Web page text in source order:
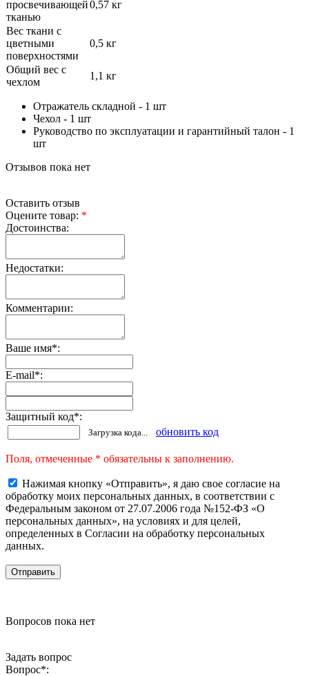
просвечивающей
тканью
0,57 кг
Вес ткани с
цветными
поверхностями
0,5 кг
Общий вес с
чехлом
1,1 кг
Отражатель складной - 1 шт
Чехол - 1 шт
Руководство по эксплуатации и гарантийный талон - 1
шт
Отзывов пока нет
Оставить отзыв
Оцените товар: *
Достоинства:
Недостатки:
Комментарии:
Ваше имя*:
E-mail*:
Защитный код*:
Загрузка кода... обновить код
Поля, отмеченные * обязательны к заполнению.
Нажимая кнопку «Отправить», я даю свое согласие на
обработку моих персональных данных, в соответствии с
Федеральным законом от 27.07.2006 года №152-ФЗ «О
персональных данных», на условиях и для целей,
определенных в Согласии на обработку персональных
данных.
Вопросов пока нет
Задать вопрос
Вопрос*: